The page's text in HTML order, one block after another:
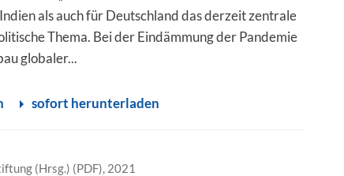
als auch für Deutschland das derzeit zentrale
Thema. Bei der Eindämmung der Pandemie
globaler...
sofort herunterladen
(Hrsg.) (PDF), 2021